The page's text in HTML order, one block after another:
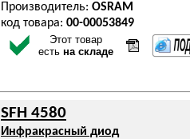
Производитель: OSRAM
код товара: 00-00053849
Этот товар
есть на складе
SFH 4580
Инфракрасный диод